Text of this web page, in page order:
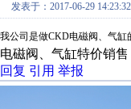
发表于：2017-06-29 14:23:32
我公司是做CKD电磁阀、气
电磁阀、气缸特价销
回复 引用 举报